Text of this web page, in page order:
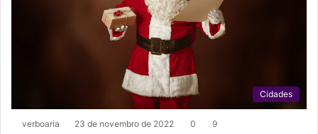
Cidades
verboaria 23 de novembro de 2022 0 9